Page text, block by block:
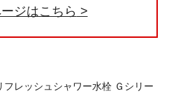
ジはこちら
フレッシュシャワー水栓 Ｇシリー